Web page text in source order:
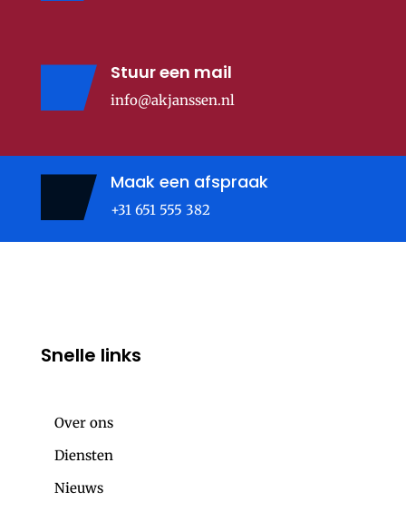
Stuur een mail
info@akjanssen.nl
Maak een afspraak
+31 651 555 382
Snelle links
Over ons
Diensten
Nieuws